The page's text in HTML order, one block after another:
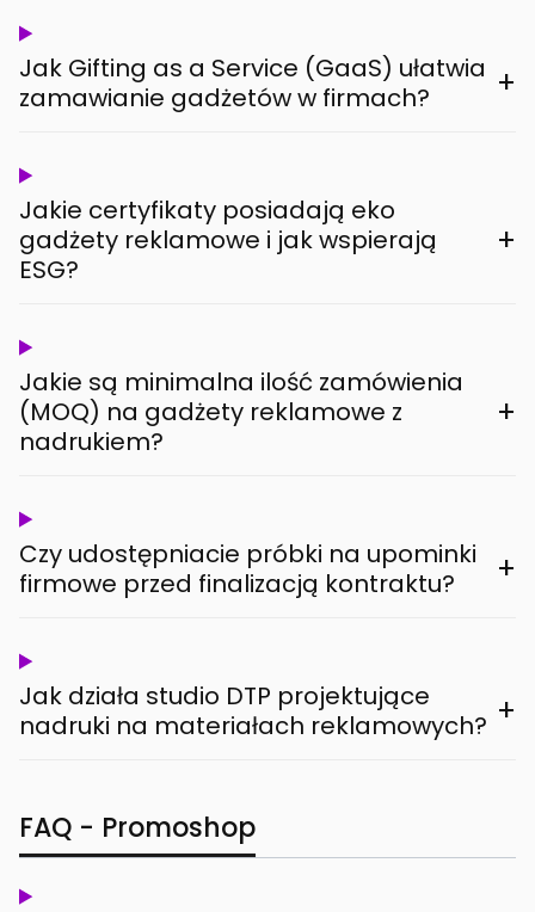
Jak Gifting as a Service (GaaS) ułatwia
zamawianie gadżetów w firmach?
+
Jakie certyfikaty posiadają eko
gadżety reklamowe i jak wspierają
ESG?
+
Jakie są minimalna ilość zamówienia
(MOQ) na gadżety reklamowe z
nadrukiem?
+
Czy udostępniacie próbki na upominki
firmowe przed finalizacją kontraktu?
+
Jak działa studio DTP projektujące
nadruki na materiałach reklamowych? +
FAQ - Promoshop